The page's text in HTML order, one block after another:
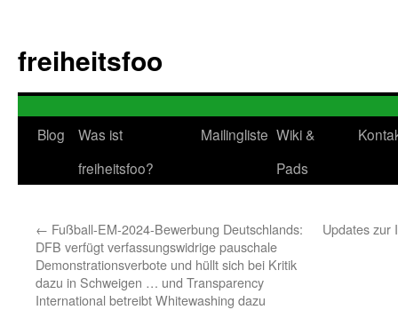
springen
freiheitsfoo
Blog
Was ist
freiheitsfoo?
Mailingliste Wiki &
Pads
← Fußball-EM-2024-Bewerbung Deutschlands:
DFB verfügt verfassungswidrige pauschale
Demonstrationsverbote und hüllt sich bei Kritik
dazu in Schweigen … und Transparency
International betreibt Whitewashing dazu
Updates zur